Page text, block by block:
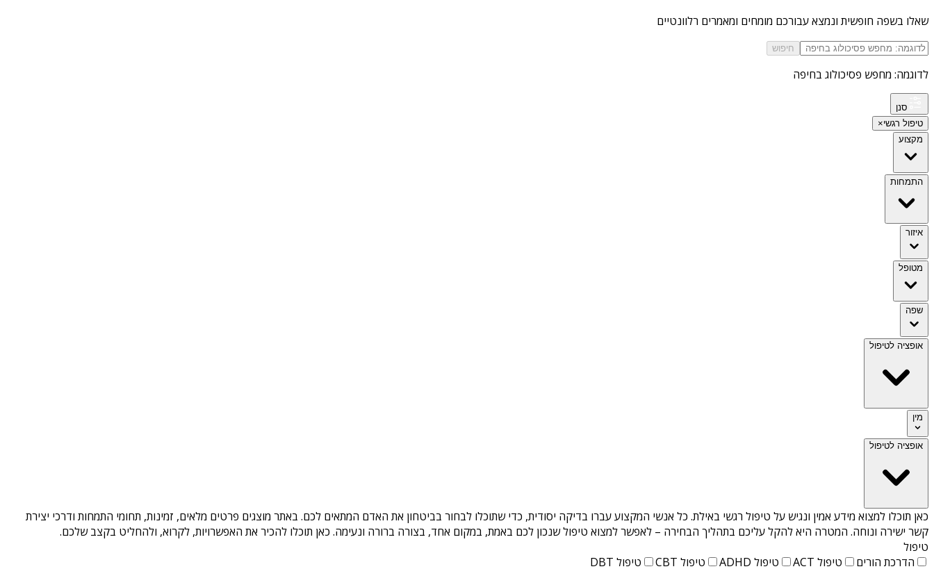
שאלו בשפה חופשית ונמצא עבורכם מומחים ומאמרים רלוונטיים
חיפוש
לדוגמה: מחפש פסיכולוג בחיפה
סנן
טיפול רגשי×
מקצוע
התמחות
איזור
מטופל
שפה
אופציה לטיפול
מין
אופציה לטיפול
כאן תוכלו למצוא מידע אמין ונגיש על טיפול רגשי באילת. כל אנשי המקצוע עברו בדיקה יסודית, כדי שתוכלו לבחור בביטחון את האדם המתאים לכם. באתר מוצגים פרטים מלאים, זמינות, תחומי התמחות ודרכי יצירת
קשר ישירה ונוחה. המטרה היא להקל עליכם בתהליך הבחירה – לאפשר למצוא טיפול שנכון לכם באמת, במקום אחד, בצורה ברורה ונעימה. כאן תוכלו להכיר את האפשרויות, לקרוא, ולהחליט בקצב שלכם.
טיפול
הדרכת הורים
טיפול ACT טיפול ADHD טיפול CBT טיפול DBT